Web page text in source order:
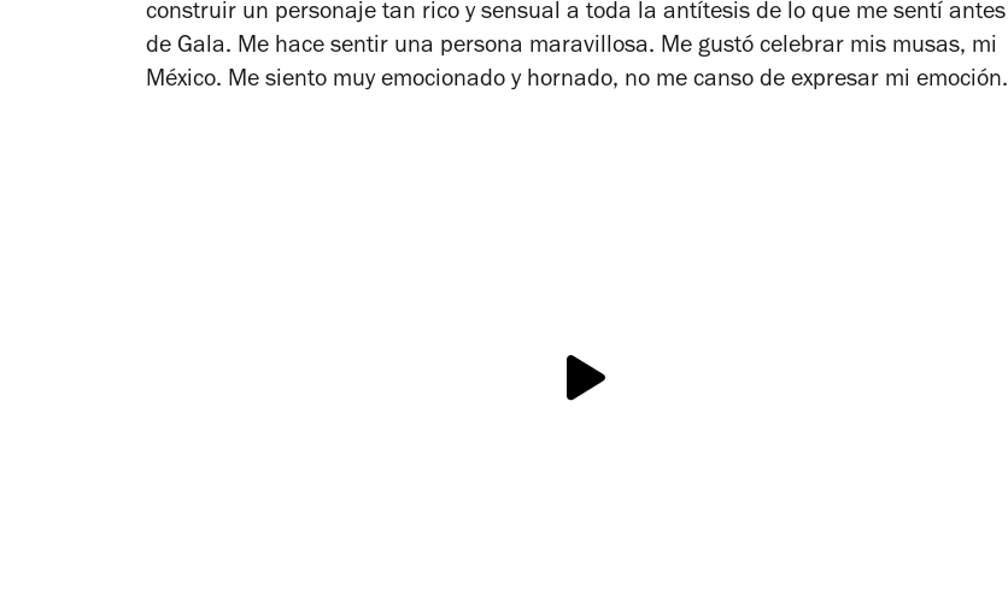
construir un personaje tan rico y sensual a toda la antítesis de lo que me sentí antes
de Gala. Me hace sentir una persona maravillosa. Me gustó celebrar mis musas, mi
México. Me siento muy emocionado y hornado, no me canso de expresar mi emoción.